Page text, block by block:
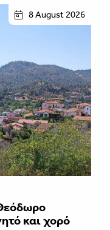
8 August 2026
και χορό